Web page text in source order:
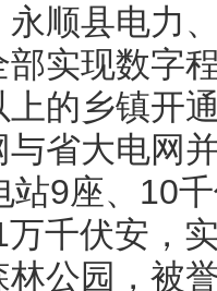
顺县电力
部实现数字
的乡镇开
省大电网
站9座、10
千伏安，
公园，被